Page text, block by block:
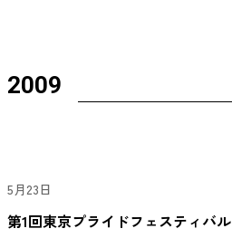
2009
5月23日
第1回東京プライドフェスティバル